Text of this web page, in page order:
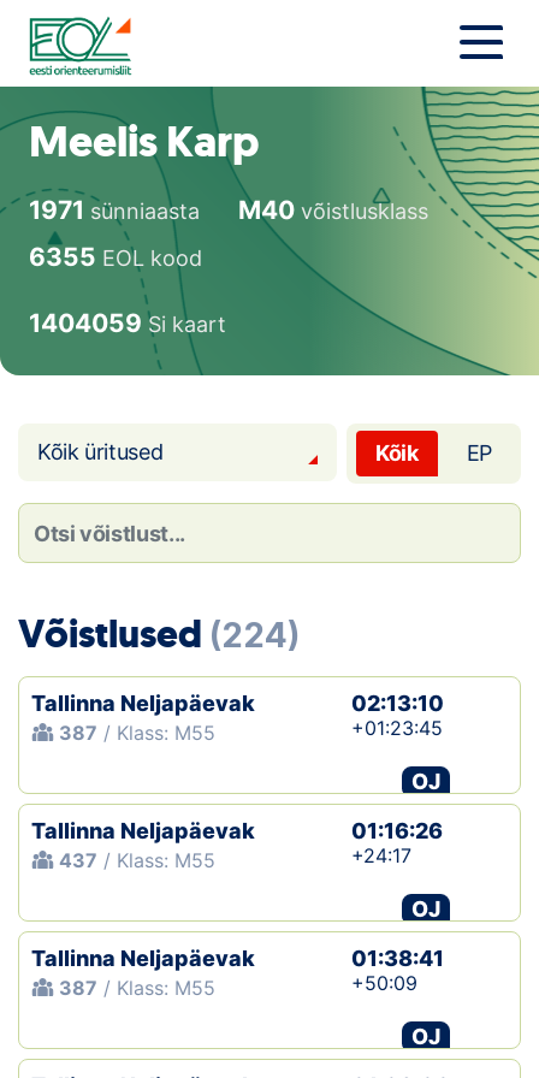
Liigu
sisu
juurde
Uudised
Orienteerujale
Eesti Orienteerumine 100!
Toetamine
Loha
Galerii
Kalender
Tule klubisse!
Tulemused
Dokumendid
Meelis Karp
1971 sünniaasta M40 võistlusklass
6355 EOL kood
1404059 Si kaart
Kõik üritused Kõik EP
Võistlused (224)
Tallinna Neljapäevak
387 / Klass: M55
02:13:10
+01:23:45
OJ
Tallinna Neljapäevak
437 / Klass: M55
01:16:26
+24:17
OJ
Tallinna Neljapäevak
387 / Klass: M55
01:38:41
+50:09
OJ